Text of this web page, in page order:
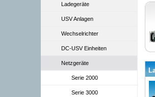
Ladegeräte
USV Anlagen
Wechselrichter
DC-USV Einheiten
Netzgeräte
Serie 2000
Serie 3000